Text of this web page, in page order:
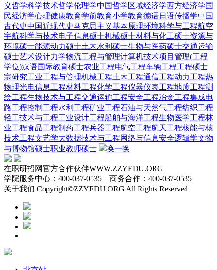
义哲学科学技术哲学伦理学中国哲学区域经济学西方经济学国
民经济学心理健康教育学前教育小学教育德语日语传播学中国
古代史中国近现代史马克思主义基本原理环境科学与工程航空
宇航科学与技术电子信息硕士机械硕士材料与化工硕士资源与
环境硕士能源动力硕士土木水利硕士生物与医药硕士交通运输
硕士艺术设计力学物流工程与管理计算机技术项目管理(工程
学位)汉语国际教育硕士农业工程电气工程车辆工程工程硕士
宗研究工业工程与管理机械工程土木工程通信工程动力工程热
物理光电信息工程材料工程化学工程仪器仪表工程地质工程测
绘工程生物技术与工程交通运输工程安全工程冶金工程集成电
路工程控制工程水利工程矿业工程石油与天然气工程纺织工程
轻工技术与工程工业设计工程船舶与海洋工程生物医学工程林
业工程食品工程制药工程兵器工程航空工程航天工程核能与核
技术工程文艺学大数据技术与工程网络与信息安全逻辑学文物
与博物馆硕士职业教师硕士 换一换
在职研招网官方合作伙伴WWW.ZZYEDU.ORG
学院服务中心：400-037-0535 商务合作：400-037-0535
关于我们 Copyright©ZZYEDU.ORG All Rights Reserved